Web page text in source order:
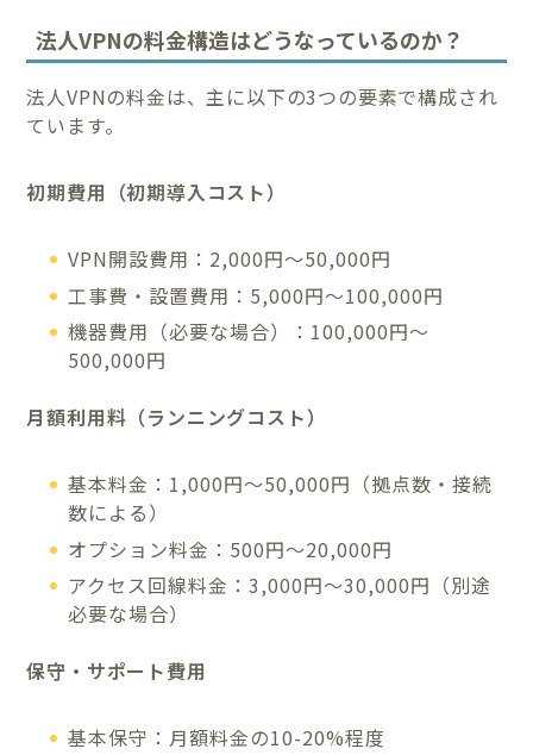
法人VPNの料金構造はどうなっているのか？
法人VPNの料金は、主に以下の3つの要素で構成され
ています。
初期費用（初期導入コスト）
VPN開設費用：2,000円～50,000円
工事費・設置費用：5,000円～100,000円
機器費用（必要な場合）：100,000円～
500,000円
月額利用料（ランニングコスト）
基本料金：1,000円～50,000円（拠点数・接続
数による）
オプション料金：500円～20,000円
アクセス回線料金：3,000円～30,000円（別途
必要な場合）
保守・サポート費用
基本保守：月額料金の10-20%程度